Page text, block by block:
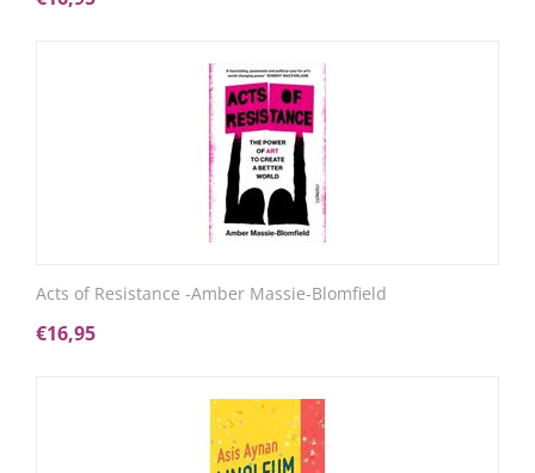
Acts of Resistance -Amber Massie-Blomfield
€16,95